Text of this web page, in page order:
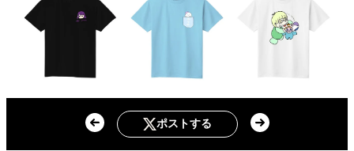
ポストする